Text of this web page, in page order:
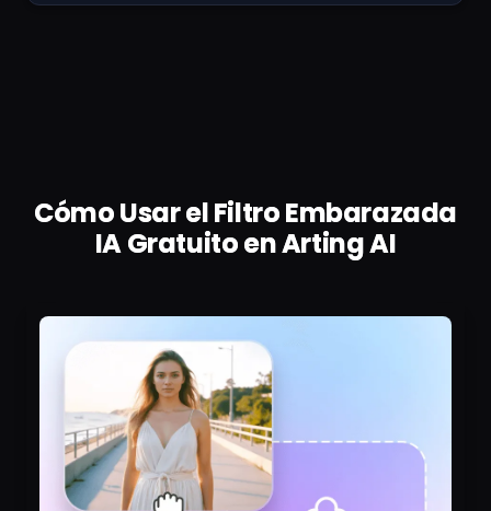
Cómo Usar el Filtro Embarazada
IA Gratuito en Arting AI